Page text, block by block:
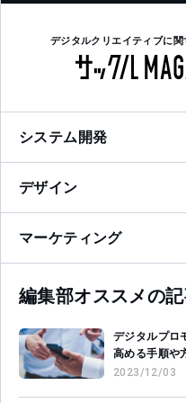
デジタルクリエイティブに
システム開発
デザイン
マーケティング
編集部オススメの
デジタルプロ
高める手順や
2023/12/03